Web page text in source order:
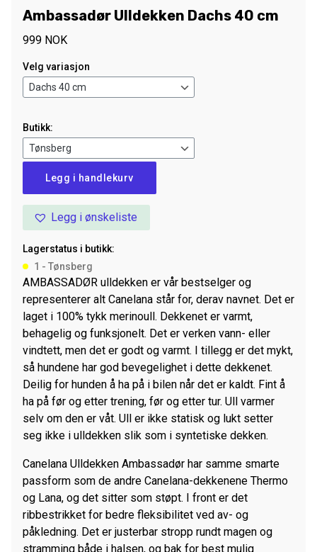
Ambassadør Ulldekken Dachs 40 cm
999 NOK
Velg variasjon
Butikk:
Ulldekken
Dachs
antall
Legg i handlekurv
Legg i ønskeliste
Lagerstatus i butikk:
1 - Tønsberg
AMBASSADØR ulldekken er vår bestselger og
representerer alt Canelana står for, derav navnet. Det er
laget i 100% tykk merinoull. Dekkenet er varmt,
behagelig og funksjonelt. Det er verken vann- eller
vindtett, men det er godt og varmt. I tillegg er det mykt,
så hundene har god bevegelighet i dette dekkenet.
Deilig for hunden å ha på i bilen når det er kaldt. Fint å
ha på før og etter trening, før og etter tur. Ull varmer
selv om den er våt. Ull er ikke statisk og lukt setter
seg ikke i ulldekken slik som i syntetiske dekken.
Canelana Ulldekken Ambassadør har samme smarte
passform som de andre Canelana-dekkenene Thermo
og Lana, og det sitter som støpt. I front er det
ribbestrikket for bedre fleksibilitet ved av- og
påkledning. Det er justerbar stropp rundt magen og
stramming både i halsen, og bak for best mulig